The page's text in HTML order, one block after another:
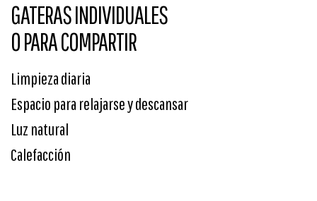
GATERAS INDIVIDUALES
O PARA COMPARTIR
Limpieza diaria
Espacio para relajarse y descansar
Luz natural
Calefacción